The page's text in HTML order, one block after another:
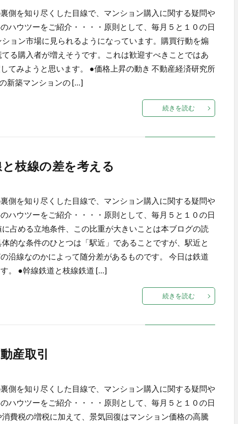
側を知り尽くした目線で、マンション購入に関する疑問や
ハウツーをご紹介・・・・原則として、毎月５と１０の日
ョン市場に見られるようになっています。購買行動を煽
る購入者が増えそうです。これは歓迎すべきことではあ
てみようと思います。 ●価格上昇の動き 不動産経済研究所
新築マンションの […]
続きを読む
枝線の差を考える
側を知り尽くした目線で、マンション購入に関する疑問や
ハウツーをご紹介・・・・原則として、毎月５と１０の日
占める立地条件、この比重が大きいことは本ブログの読
的な条件のひとつは「駅近」であることですが、駅近と
沿線なのかによって随分差があるものです。 今日は鉄道
。 ●幹線鉄道と枝線鉄道 […]
続きを読む
産取引
側を知り尽くした目線で、マンション購入に関する疑問や
ハウツーをご紹介・・・・原則として、毎月５と１０の日
費税の増税に加えて、景気回復はマンション価格の高騰